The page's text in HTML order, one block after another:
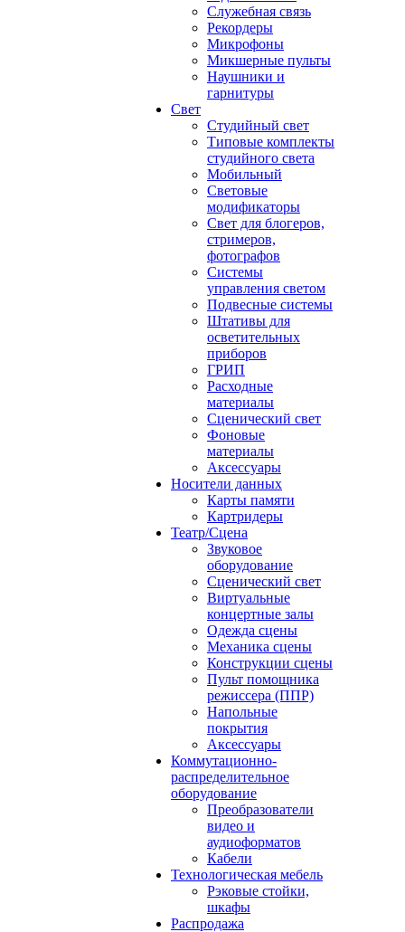
Служебная связь
Рекордеры
Микрофоны
Микшерные пульты
Наушники и
гарнитуры
Свет
Студийный свет
Типовые комплекты
студийного света
Мобильный
Световые
модификаторы
Свет для блогеров,
стримеров,
фотографов
Системы
управления светом
Подвесные системы
Штативы для
осветительных
приборов
ГРИП
Расходные
материалы
Сценический свет
Фоновые
материалы
Аксессуары
Носители данных
Карты памяти
Картридеры
Театр/Сцена
Звуковое
оборудование
Сценический свет
Виртуальные
концертные залы
Одежда сцены
Механика сцены
Конструкции сцены
Пульт помощника
режиссера (ППР)
Напольные
покрытия
Аксессуары
Коммутационно-
распределительное
оборудование
Преобразователи
видео и
аудиоформатов
Кабели
Технологическая мебель
Рэковые стойки,
шкафы
Распродажа